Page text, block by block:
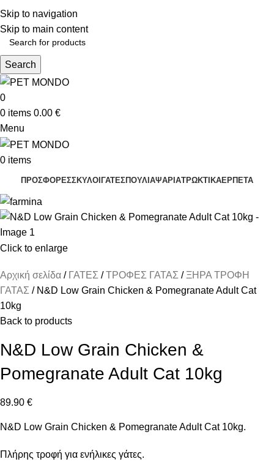
Skip to navigation
Skip to main content
ΥΠΟΛΟΙΠΗ ΕΛΛΑΔΑ ΑΝΩ ΤΩΝ 39€
ΔΩΡΕΑΝ DELIVERY ΣΤΗΝ ΠΟΛΗ ΤΗΣ ΘΕΣΣΑΛΟΝΙΚΗΣ
Search
0
0 items 0.00 €
Menu
0 items
ΠΡΟΣΦΟΡΕΣΣΚΥΛΟΙΓΑΤΕΣΠΟΥΛΙΑΨΑΡΙΑΤΡΩΚΤΙΚΑΕΡΠΕΤΑ
Click to enlarge
Αρχική σελίδα ΓΑΤΕΣ ΤΡΟΦΕΣ ΓΑΤΑΣ
ΞΗΡΑ ΤΡΟΦΗ
ΓΑΤΑΣ
N&D Low Grain Chicken & Pomegranate Adult Cat
10kg
Back to products
N&D Low Grain Chicken &
Pomegranate Adult Cat 10kg
89.90 €
N&D Low Grain Chicken & Pomegranate Adult Cat 10kg.
Πλήρης τροφή για ενήλικες γάτες.